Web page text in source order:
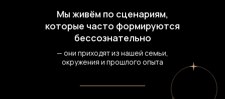
— они приходят из нашей семьи,
окружения и прошлого опыта
Мы живём по сценариям,
которые часто формируются
бессознательно